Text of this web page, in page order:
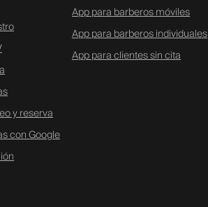
y reserva
con Google
App para barberos móviles
App para barberos individuales
App para clientes sin cita